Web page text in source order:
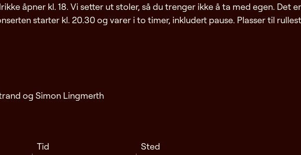
åpner kl. 18. Vi setter ut stoler, så du trenger ikke å ta med egen. Det
starter kl. 20.30 og varer i to timer, inkludert pause. Plasser til
og Simon Lingmerth
Tid
Sted